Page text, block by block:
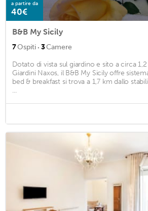
a partire da
40€
B&B My Sicily
7Ospiti · 3Camere
Dotato di vista sul giardino e sito a circa
Giardini Naxos, il B&B My Sicily offre
bed & breakfast si trova a 1,7 km dallo
...